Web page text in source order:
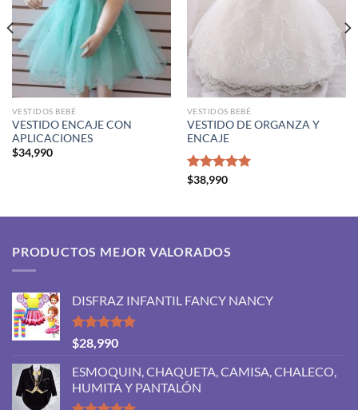
VESTIDOS BEBÉ
VESTIDO ENCAJE CON
APLICACIONES
$34,990
VESTIDOS BEBÉ
VESTIDO DE ORGANZA Y
ENCAJE
Valorado
$38,990
PRODUCTOS MEJOR VALORADOS
DISFRAZ INFANTIL FANCY NANCY
Valorado
con
de 5
$28,990
ESMOQUIN, CHAQUETA, CAMISA, CHALECO,
HUMITA Y PANTALÓN